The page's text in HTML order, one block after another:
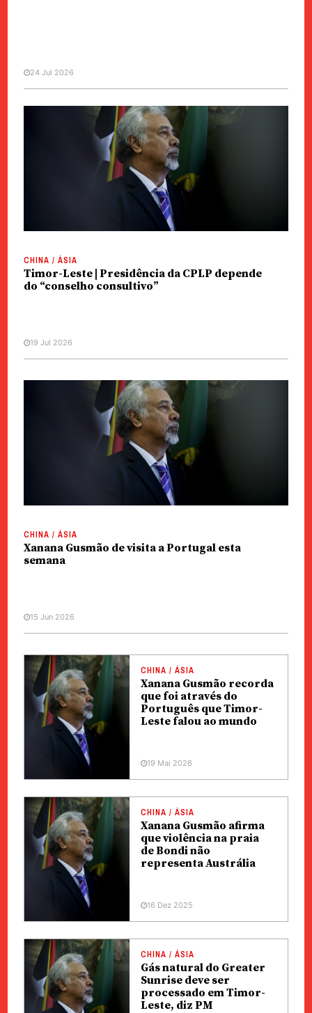
Timor-Leste | Lançado projecto
fotovoltaico para reduzir
dependência de combustíveis
24 Jul 2026
CHINA / ÁSIA
Timor-Leste | Presidência da CPLP depende
do “conselho consultivo”
19 Jul 2026
CHINA / ÁSIA
Xanana Gusmão de visita a Portugal esta
semana
15 Jun 2026
CHINA / ÁSIA
Xanana Gusmão recorda
que foi através do
Português que Timor-
Leste falou ao mundo
19 Mai 2026
CHINA / ÁSIA
Xanana Gusmão afirma
que violência na praia
de Bondi não
representa Austrália
16 Dez 2025
CHINA / ÁSIA
Gás natural do Greater
Sunrise deve ser
processado em Timor-
Leste, diz PM